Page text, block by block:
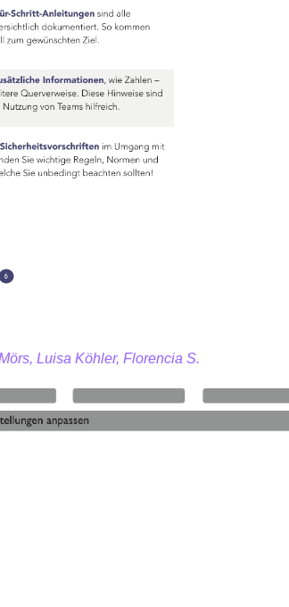
Luisa Köhler, Florencia S.